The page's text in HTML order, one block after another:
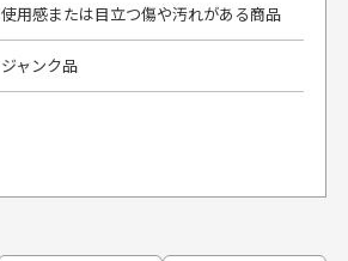
使用感または目立つ傷や汚れがある商品
ジャンク品